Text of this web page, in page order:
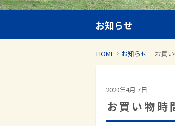
お知らせ
HOME お知らせ お買
2020年4月 7日
お買い物時